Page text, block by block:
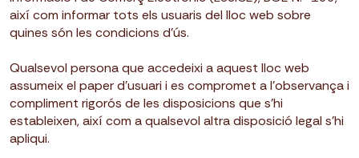
així com informar tots els usuaris del lloc web sobre
quines són les condicions d’ús.
Qualsevol persona que accedeixi a aquest lloc web
assumeix el paper d’usuari i es compromet a l’observança i
compliment rigorós de les disposicions que s’hi
estableixen, així com a qualsevol altra disposició legal s’hi
apliqui.